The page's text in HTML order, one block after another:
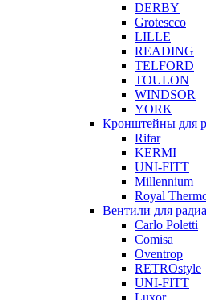
DERBY
Grotescco
LILLE
READING
TELFORD
TOULON
WINDSOR
YORK
Кронштейны для
Rifar
KERMI
UNI-FITT
Millennium
Royal
Вентили для
Carlo Poletti
Comisa
Oventrop
RETROstyle
UNI-FITT
Luxor